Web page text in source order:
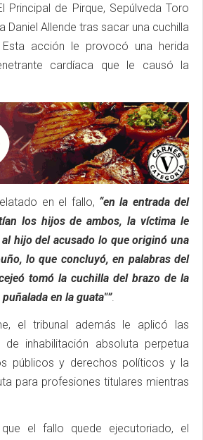
Principal de Pirque, Sepúlveda Toro
Daniel Allende tras sacar una cuchilla
acción le provocó una herida
cardíaca que le causó la
en el fallo, “en la entrada del
los hijos de ambos, la víctima le
hijo del acusado lo que originó una
lo que concluyó, en palabras del
tomó la cuchilla del brazo de la
en la guata"”.
el tribunal además le aplicó las
de inhabilitación absoluta perpetua
públicos y derechos políticos y la
para profesiones titulares mientras
el fallo quede ejecutoriado, el